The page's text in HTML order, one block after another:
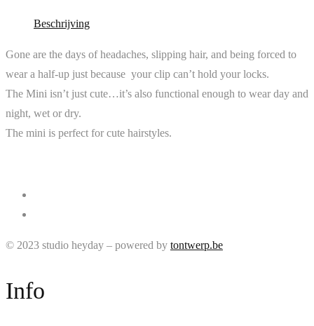
Beschrijving
Gone are the days of headaches, slipping hair, and being forced to
wear a half-up just because your clip can’t hold your locks.
The Mini isn’t just cute…it’s also functional enough to wear day and
night, wet or dry.
The mini is perfect for cute hairstyles.
© 2023 studio heyday – powered by tontwerp.be
Info